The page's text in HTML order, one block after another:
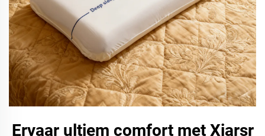
Ervaar ultiem comfort met Xiarsr